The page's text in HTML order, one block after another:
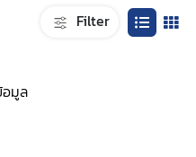
Filter
มูล